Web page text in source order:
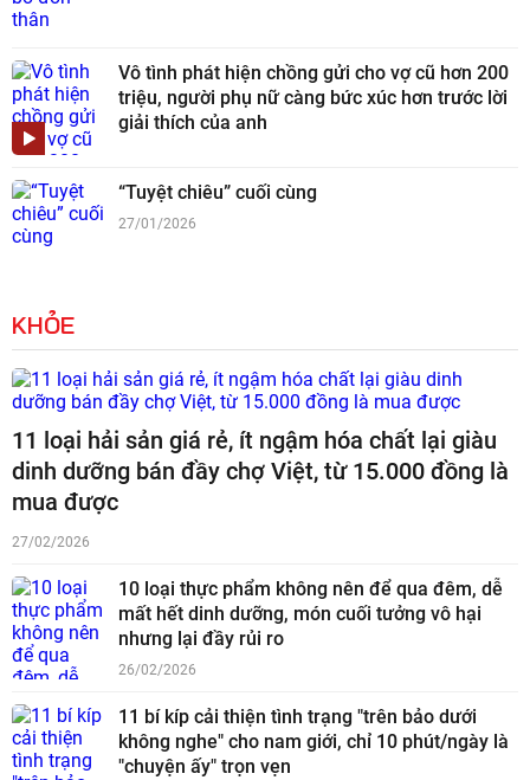
Vô tình phát hiện chồng gửi cho vợ cũ hơn 200
triệu, người phụ nữ càng bức xúc hơn trước lời
giải thích của anh
“Tuyệt chiêu” cuối cùng
27/01/2026
KHỎE
11 loại hải sản giá rẻ, ít ngậm hóa chất lại giàu
dinh dưỡng bán đầy chợ Việt, từ 15.000 đồng là
mua được
27/02/2026
10 loại thực phẩm không nên để qua đêm, dễ
mất hết dinh dưỡng, món cuối tưởng vô hại
nhưng lại đầy rủi ro
26/02/2026
11 bí kíp cải thiện tình trạng "trên bảo dưới
không nghe" cho nam giới, chỉ 10 phút/ngày là
"chuyện ấy" trọn vẹn